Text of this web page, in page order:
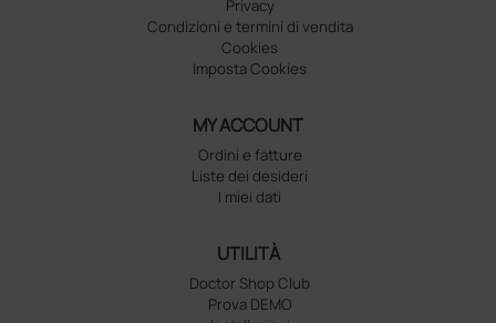
Privacy
Condizioni e termini di vendita
Cookies
Imposta Cookies
MY ACCOUNT
Ordini e fatture
Liste dei desideri
I miei dati
UTILITÀ
Doctor Shop Club
Prova DEMO